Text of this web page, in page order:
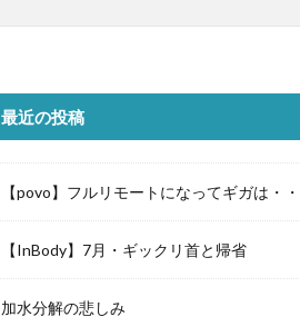
最近の投稿
【povo】フルリモートになってギガは・・
【InBody】7月・ギックリ首と帰省
加水分解の悲しみ